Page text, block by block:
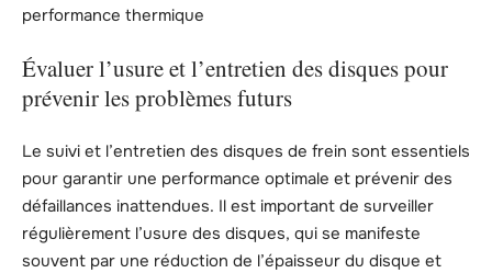
performance thermique
Évaluer l’usure et l’entretien des disques pour
prévenir les problèmes futurs
Le suivi et l’entretien des disques de frein sont essentiels
pour garantir une performance optimale et prévenir des
défaillances inattendues. Il est important de surveiller
régulièrement l’usure des disques, qui se manifeste
souvent par une réduction de l’épaisseur du disque et